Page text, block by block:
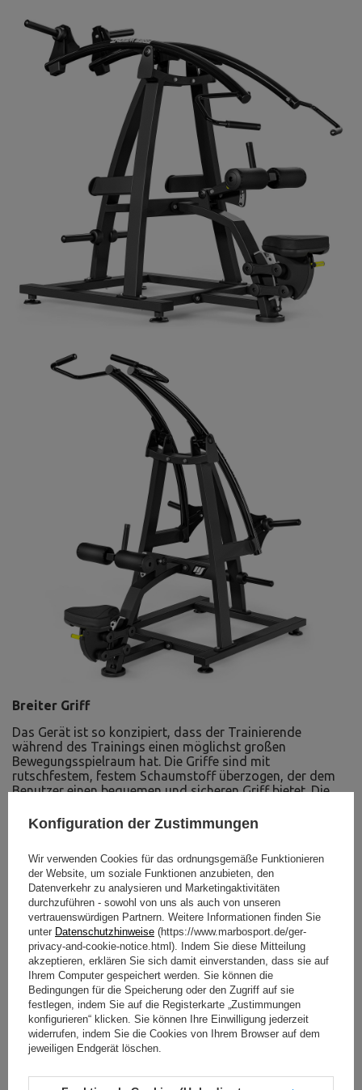
Breiter Griff
Das Gerät ist so konzipiert, dass der Trainierende
während des Trainings einen möglichst großen
Bewegungsspielraum hat. Die Griffe sind mit
rutschfestem, festem Schaumstoff überzogen, der dem
Benutzer einen bequemen und sicheren Griff bietet. Die
Metallhülse in Schwarz überzogen.
Die Polsterung hat eine doppelte Verstärkung an jeder
Kante des Polsterelements. Dies wurde durch die
Verwendung eines dicken, starken COATS-Kernfadens in
Kombination mit strapazierfähigem Kunstleder erreicht.
Die Polsterung wurde mit Bezügen aus strapazierfähigem
Kunststoff in Schwarz ummantelt. Sie schützen die
Polsterung vor Beschädigungen und verleihen dem Gerät
ein außergewöhnlich modernes Design.
Konfiguration der Zustimmungen
Wir verwenden Cookies für das ordnungsgemäße Funktionieren
der Website, um soziale Funktionen anzubieten, den
Datenverkehr zu analysieren und Marketingaktivitäten
durchzuführen - sowohl von uns als auch von unseren
vertrauenswürdigen Partnern. Weitere Informationen finden Sie
unter Datenschutzhinweise (https://www.marbosport.de/ger-
privacy-and-cookie-notice.html). Indem Sie diese Mitteilung
akzeptieren, erklären Sie sich damit einverstanden, dass sie auf
Ihrem Computer gespeichert werden. Sie können die
Bedingungen für die Speicherung oder den Zugriff auf sie
festlegen, indem Sie auf die Registerkarte „Zustimmungen
konfigurieren“ klicken. Sie können Ihre Einwilligung jederzeit
widerrufen, indem Sie die Cookies von Ihrem Browser auf dem
jeweiligen Endgerät löschen.